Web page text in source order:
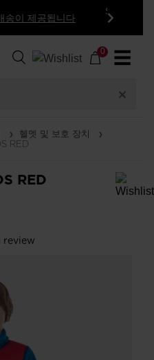
다
0 ☰
헬멧 및 보호 장치
RED
RED
please select a size
review